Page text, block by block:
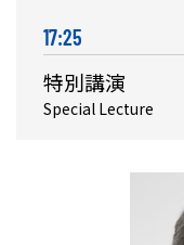
17:25
特別講演
Special Lecture